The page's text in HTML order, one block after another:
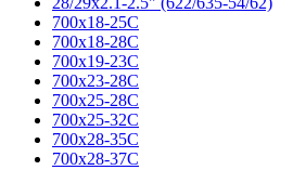
700x18-25C
700x18-28С
700x19-23C
700x23-28C
700x25-28C
700x25-32C
700x28-35C
700x28-37C